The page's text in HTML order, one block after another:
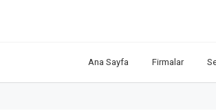
Ana Sayfa Firmalar